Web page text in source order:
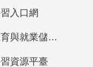
入口網
青年教育與就業儲蓄帳戶
資源平臺